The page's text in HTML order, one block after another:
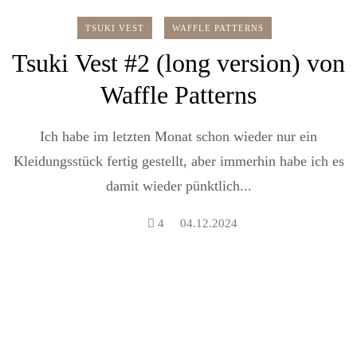
TSUKI VEST WAFFLE PATTERNS
Tsuki Vest #2 (long version) von
Waffle Patterns
Ich habe im letzten Monat schon wieder nur ein
Kleidungsstück fertig gestellt, aber immerhin habe ich es
damit wieder pünktlich...
4 04.12.2024